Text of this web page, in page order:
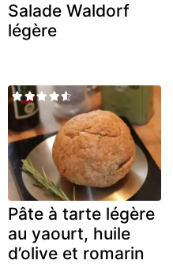
Salade Waldorf
légère
Pâte à tarte légère
au yaourt, huile
d’olive et romarin